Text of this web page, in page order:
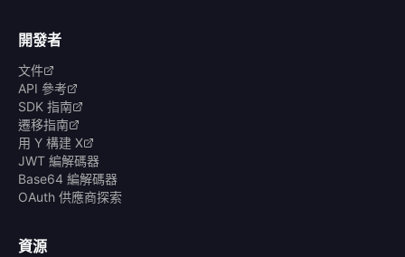
開發者
文件
API 參考
SDK 指南
遷移指南
用 Y 構建 X
JWT 編解碼器
Base64 編解碼器
OAuth 供應商探索
資源